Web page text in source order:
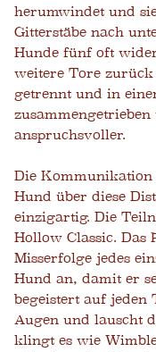
herumwindet und
Gitterstäbe nach
Hunde fünf oft
weitere Tore
getrennt und in
anspruchsvoller.
Die
Hund über diese
einzigartig. Die
Hollow Classic.
Misserfolge jedes
Hund an, damit er
begeistert auf jeden
Augen und lauscht
klingt es wie